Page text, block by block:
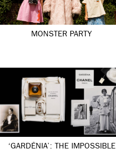
MONSTER PARTY
‘GARDÉNIA’: THE IMPOSSIBLE